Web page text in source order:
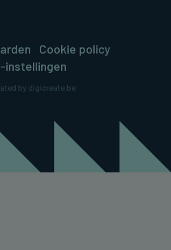
Cookie policy
instellingen
by digicreate.be